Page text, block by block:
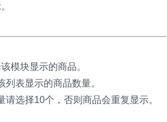
模块显示的商品。
表显示的商品数量。
选择10个，否则商品会重复显示。